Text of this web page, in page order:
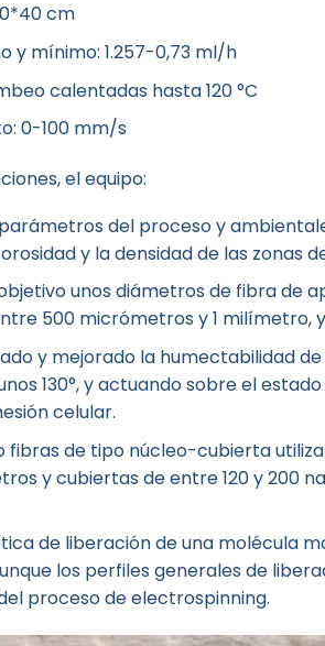
cm
y mínimo: 1.257-0,73 ml/h
calentadas hasta 120 °C
0-100 mm/s
el equipo:
del proceso y
y la densidad de las zonas
unos diámetros de fibra de
500 micrómetros y 1
y mejorado la humectabilidad
130°, y actuando sobre el
celular.
fibras de tipo núcleo-cubierta
y cubiertas de entre 120 y 200
de liberación de una molécula
los perfiles generales de
proceso de electrospinning.